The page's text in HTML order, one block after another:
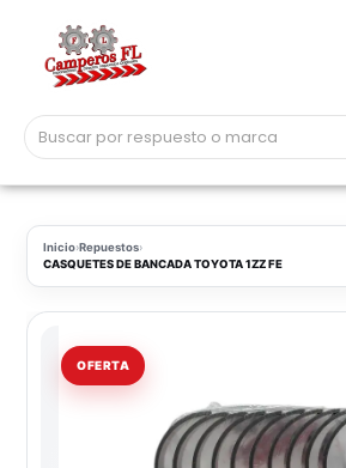
Inicio›Repuestos›
CASQUETES DE BANCADA TOYOTA 1ZZ FE
OFERTA